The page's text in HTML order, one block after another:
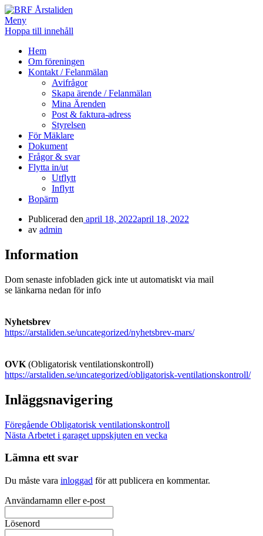
BRF Årstaliden
Meny
Hoppa till innehåll
Hem
Om föreningen
Kontakt / Felanmälan
Avifrågor
Skapa ärende / Felanmälan
Mina Ärenden
Post & faktura-adress
Styrelsen
För Mäklare
Dokument
Frågor & svar
Flytta in/ut
Utflytt
Inflytt
Bopärm
Publicerad den april 18, 2022april 18, 2022
av admin
Information
Dom senaste infobladen gick inte ut automatiskt via mail
se länkarna nedan för info
Nyhetsbrev
https://arstaliden.se/uncategorized/nyhetsbrev-mars/
OVK (Obligatorisk ventilationskontroll)
https://arstaliden.se/uncategorized/obligatorisk-ventilationskontroll/
Inläggsnavigering
Föregående Obligatorisk ventilationskontroll
Nästa Arbetet i garaget uppskjuten en vecka
Lämna ett svar
Du måste vara inloggad för att publicera en kommentar.
Användarnamn eller e-post
Lösenord